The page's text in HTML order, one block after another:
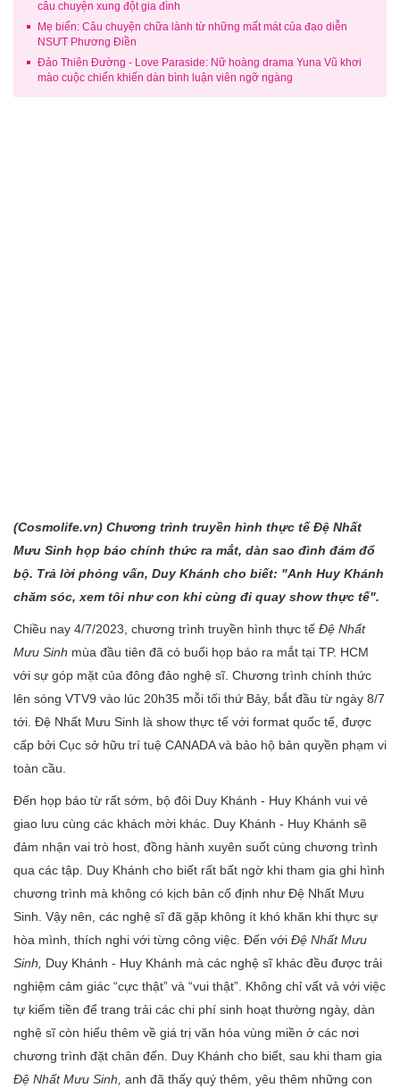
câu chuyện xung đột gia đình
Mẹ biển: Câu chuyện chữa lành từ những mất mát của đạo diễn
NSƯT Phương Điền
Đảo Thiên Đường - Love Paraside: Nữ hoàng drama Yuna Vũ khơi
mào cuộc chiến khiến dàn bình luận viên ngỡ ngàng
(Cosmolife.vn) Chương trình truyền hình thực tế Đệ Nhất
Mưu Sinh họp báo chính thức ra mắt, dàn sao đình đám đổ
bộ. Trả lời phỏng vấn, Duy Khánh cho biết: "Anh Huy Khánh
chăm sóc, xem tôi như con khi cùng đi quay show thực tế".
Chiều nay 4/7/2023, chương trình truyền hình thực tế Đệ Nhất
Mưu Sinh mùa đầu tiên đã có buổi họp báo ra mắt tại TP. HCM
với sự góp mặt của đông đảo nghệ sĩ. Chương trình chính thức
lên sóng VTV9 vào lúc 20h35 mỗi tối thứ Bảy, bắt đầu từ ngày 8/7
tới. Đệ Nhất Mưu Sinh là show thực tế với format quốc tế, được
cấp bởi Cục sở hữu trí tuệ CANADA và bảo hộ bản quyền phạm vi
toàn cầu.
Đến họp báo từ rất sớm, bộ đôi Duy Khánh - Huy Khánh vui vẻ
giao lưu cùng các khách mời khác. Duy Khánh - Huy Khánh sẽ
đảm nhận vai trò host, đồng hành xuyên suốt cùng chương trình
qua các tập. Duy Khánh cho biết rất bất ngờ khi tham gia ghi hình
chương trình mà không có kịch bản cố định như Đệ Nhất Mưu
Sinh. Vậy nên, các nghệ sĩ đã gặp không ít khó khăn khi thực sự
hòa mình, thích nghi với từng công việc. Đến với Đệ Nhất Mưu
Sinh, Duy Khánh - Huy Khánh mà các nghệ sĩ khác đều được trải
nghiệm cảm giác “cực thật” và “vui thật”. Không chỉ vất vả với việc
tự kiếm tiền để trang trải các chi phí sinh hoạt thường ngày, dàn
nghệ sĩ còn hiểu thêm về giá trị văn hóa vùng miền ở các nơi
chương trình đặt chân đến. Duy Khánh cho biết, sau khi tham gia
Đệ Nhất Mưu Sinh, anh đã thấy quý thêm, yêu thêm những con